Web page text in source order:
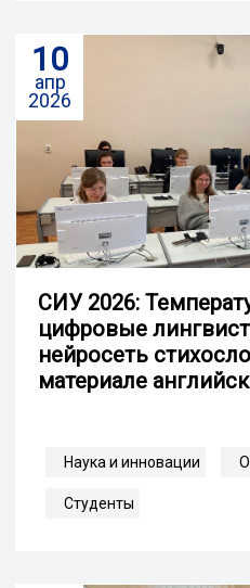
10
апр
2026
СИУ 2026:
цифровые
нейросеть
материале
Наука и инновации
Студенты